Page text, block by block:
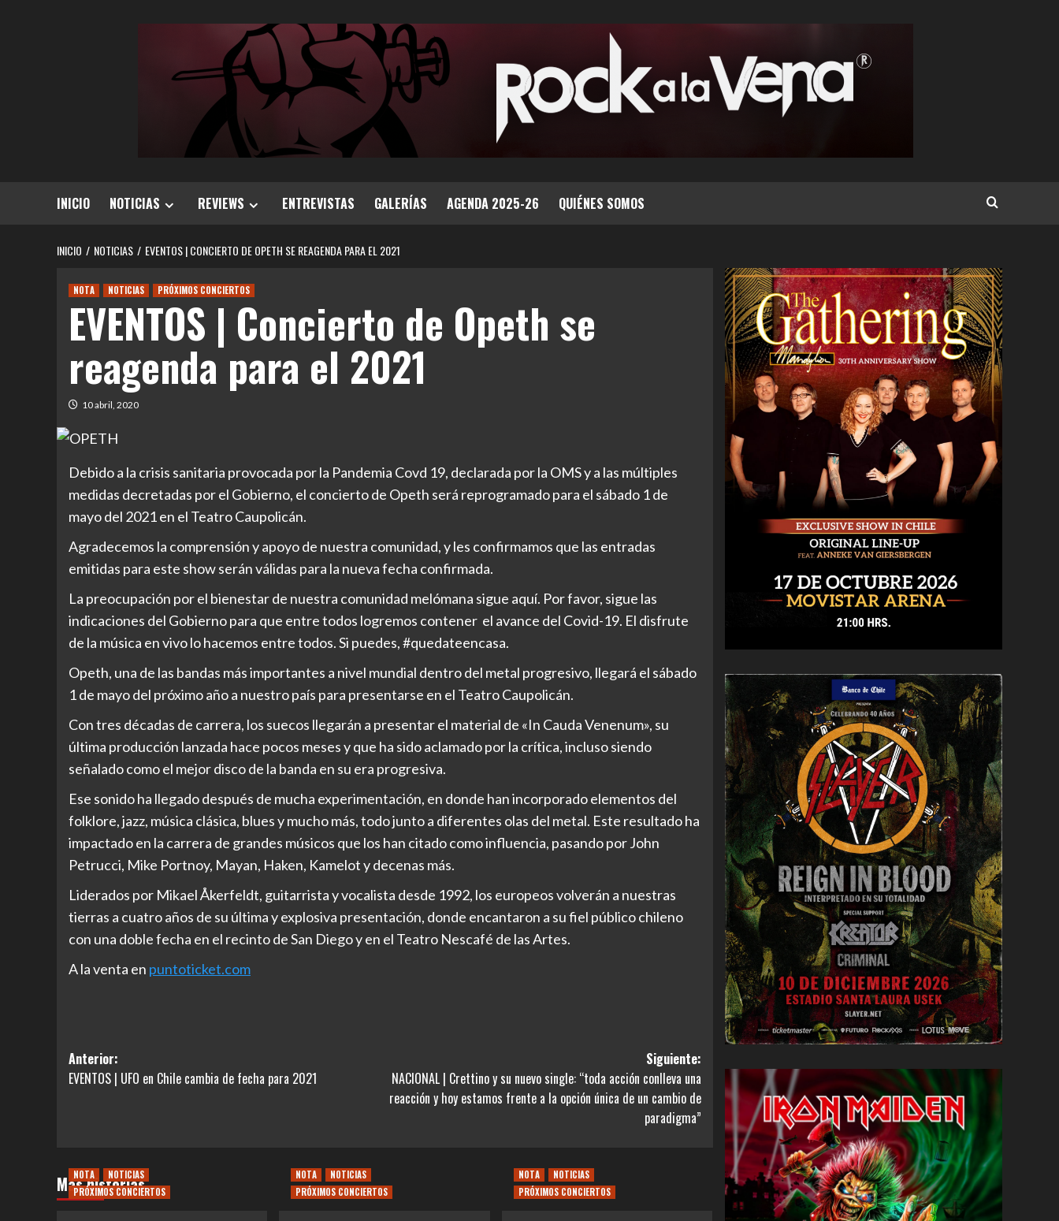
INICIO NOTICIAS REVIEWS ENTREVISTAS GALERÍAS AGENDA 2025-26 QUIÉNES SOMOS
INICIO NOTICIAS EVENTOS | CONCIERTO DE OPETH SE REAGENDA PARA EL 2021
NOTA NOTICIAS PRÓXIMOS CONCIERTOS
EVENTOS | Concierto de Opeth se
reagenda para el 2021
10 abril, 2020
Debido a la crisis sanitaria provocada por la Pandemia Covd 19, declarada por la OMS y a las múltiples
medidas decretadas por el Gobierno, el concierto de Opeth será reprogramado para el sábado 1 de
mayo del 2021 en el Teatro Caupolicán.
Agradecemos la comprensión y apoyo de nuestra comunidad, y les confirmamos que las entradas
emitidas para este show serán válidas para la nueva fecha confirmada.
La preocupación por el bienestar de nuestra comunidad melómana sigue aquí. Por favor, sigue las
indicaciones del Gobierno para que entre todos logremos contener el avance del Covid-19. El disfrute
de la música en vivo lo hacemos entre todos. Si puedes, #quedateencasa.
Opeth, una de las bandas más importantes a nivel mundial dentro del metal progresivo, llegará el sábado
1 de mayo del próximo año a nuestro país para presentarse en el Teatro Caupolicán.
Con tres décadas de carrera, los suecos llegarán a presentar el material de «In Cauda Venenum», su
última producción lanzada hace pocos meses y que ha sido aclamado por la crítica, incluso siendo
señalado como el mejor disco de la banda en su era progresiva.
Ese sonido ha llegado después de mucha experimentación, en donde han incorporado elementos del
folklore, jazz, música clásica, blues y mucho más, todo junto a diferentes olas del metal. Este resultado ha
impactado en la carrera de grandes músicos que los han citado como influencia, pasando por John
Petrucci, Mike Portnoy, Mayan, Haken, Kamelot y decenas más.
Liderados por Mikael Åkerfeldt, guitarrista y vocalista desde 1992, los europeos volverán a nuestras
tierras a cuatro años de su última y explosiva presentación, donde encantaron a su fiel público chileno
con una doble fecha en el recinto de San Diego y en el Teatro Nescafé de las Artes.
A la venta en puntoticket.com
Navegación
de
Anterior:
EVENTOS | UFO en Chile cambia de fecha para 2021
Siguiente:
NACIONAL | Crettino y su nuevo single: “toda acción conlleva una
reacción y hoy estamos frente a la opción única de un cambio de
paradigma”
Más historias
NOTA
NOTICIAS
PRÓXIMOS CONCIERTOS
NOTA
NOTICIAS
PRÓXIMOS CONCIERTOS
NOTA
NOTICIAS
PRÓXIMOS CONCIERTOS